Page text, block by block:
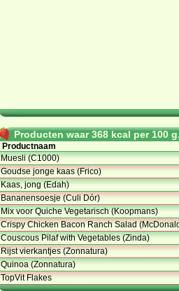
Producten waar 368 kcal per 100
Productnaam
Muesli (C1000)
Goudse jonge kaas (Frico)
Kaas, jong (Edah)
Bananensoesje (Culi Dór)
Mix voor Quiche Vegetarisch (Koopmans)
Crispy Chicken Bacon Ranch Salad
Couscous Pilaf with Vegetables (Zinda)
Rijst vierkantjes (Zonnatura)
Quinoa (Zonnatura)
TopVit Flakes